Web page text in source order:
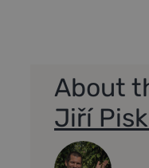
About
Jiří